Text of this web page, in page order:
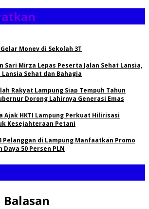
Monev di Sekolah 3T
Sari Mirza Lepas Peserta Jalan Sehat Lansia,
Sehat dan Bahagia
Rakyat Lampung Siap Tempuh Tahun
Dorong Lahirnya Generasi Emas
Ajak HKTI Lampung Perkuat Hilirisasi
Kesejahteraan Petani
Pelanggan di Lampung Manfaatkan Promo
Daya 50 Persen PLN